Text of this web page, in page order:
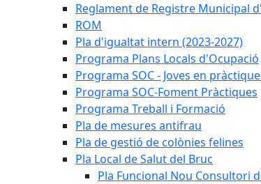
Reglament de Registre Municipal
ROM
Pla d'igualtat intern (2023-2027)
Programa Plans Locals d'Ocupació
Programa SOC - Joves en
Programa SOC-Foment Pràctiques
Programa Treball i Formació
Pla de mesures antifrau
Pla de gestió de colònies felines
Pla Local de Salut del Bruc
Pla Funcional Nou Consultori